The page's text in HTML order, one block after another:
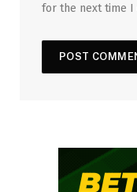
for the next time I